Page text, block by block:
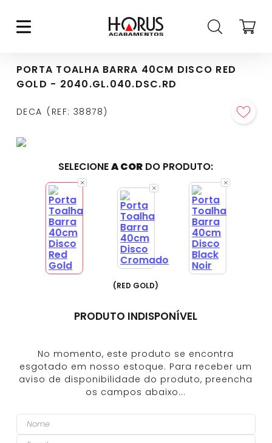
PORTA TOALHA BARRA 40CM DISCO RED
GOLD - 2040.GL.040.DSC.RD
DECA REF: 38878
SELECIONEA COR DO PRODUTO:
(RED GOLD)
PRODUTO INDISPONÍVEL